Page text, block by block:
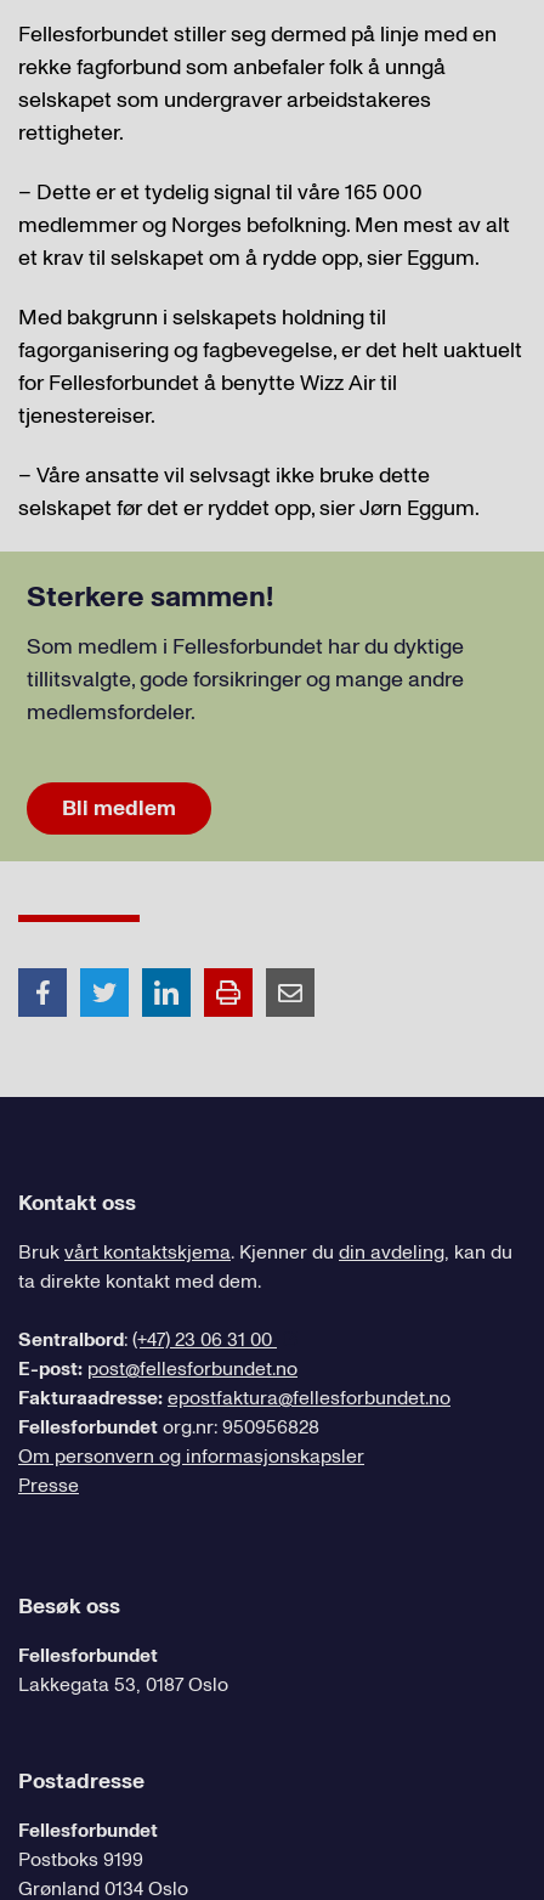
Fellesforbundet stiller seg dermed på linje med en
rekke fagforbund som anbefaler folk å unngå
selskapet som undergraver arbeidstakeres
rettigheter.
– Dette er et tydelig signal til våre 165 000
medlemmer og Norges befolkning. Men mest av alt
et krav til selskapet om å rydde opp, sier Eggum.
Med bakgrunn i selskapets holdning til
fagorganisering og fagbevegelse, er det helt uaktuelt
for Fellesforbundet å benytte Wizz Air til
tjenestereiser.
– Våre ansatte vil selvsagt ikke bruke dette
selskapet før det er ryddet opp, sier Jørn Eggum.
Sterkere sammen!
Som medlem i Fellesforbundet har du dyktige
tillitsvalgte, gode forsikringer og mange andre
medlemsfordeler.
Bli medlem
Kontakt oss
Brukvårt kontaktskjema. Kjenner du din avdeling, kan du
ta direkte kontakt med dem.
Sentralbord:(+47) 23 06 31 00
E-post: post@fellesforbundet.no
Fakturaadresse:epostfaktura@fellesforbundet.no
Fellesforbundetorg.nr: 950956828
Om personvern og informasjonskapsler
Presse
Besøk oss
Fellesforbundet
Lakkegata 53, 0187 Oslo
Postadresse
Fellesforbundet
Postboks 9199
Grønland 0134 Oslo